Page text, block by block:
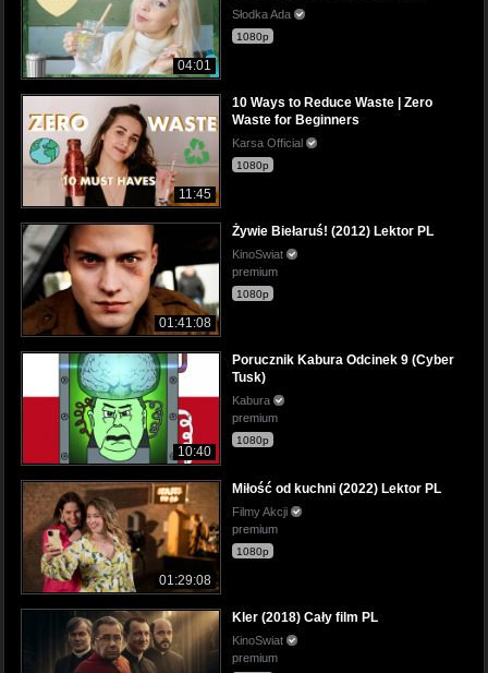
04:01
Słodka Ada
1080p
11:45
10 Ways to Reduce Waste | Zero
Waste for Beginners
Karsa Official
1080p
01:41:08
Żywie Biełaruś! (2012) Lektor PL
KinoSwiat
premium
1080p
10:40
Porucznik Kabura Odcinek 9 (Cyber
Tusk)
Kabura
premium
1080p
01:29:08
Miłość od kuchni (2022) Lektor PL
Filmy Akcji
premium
1080p
Kler (2018) Cały film PL
KinoSwiat
premium